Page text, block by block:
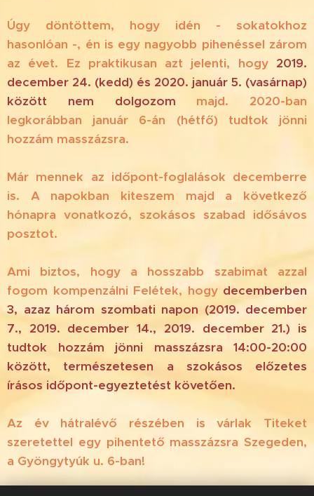
Úgy döntöttem, hogy idén - sokatokhoz
hasonlóan -, én is egy nagyobb pihenéssel zárom
az évet. Ez praktikusan azt jelenti, hogy 2019.
december 24. (kedd) és 2020. január 5. (vasárnap)
között nem dolgozom majd. 2020-ban
legkorábban január 6-án (hétfő) tudtok jönni
hozzám masszázsra.
Már mennek az időpont-foglalások decemberre
is. A napokban kiteszem majd a következő
hónapra vonatkozó, szokásos szabad idősávos
posztot.
Ami biztos, hogy a hosszabb szabimat azzal
fogom kompenzálni Felétek, hogy decemberben
3, azaz három szombati napon (2019. december
7., 2019. december 14., 2019. december 21.) is
tudtok hozzám jönni masszázsra 14:00-20:00
között, természetesen a szokásos előzetes
írásos időpont-egyeztetést követően.
Az év hátralévő részében is várlak Titeket
szeretettel egy pihentető masszázsra Szegeden,
a Gyöngytyúk u. 6-ban!